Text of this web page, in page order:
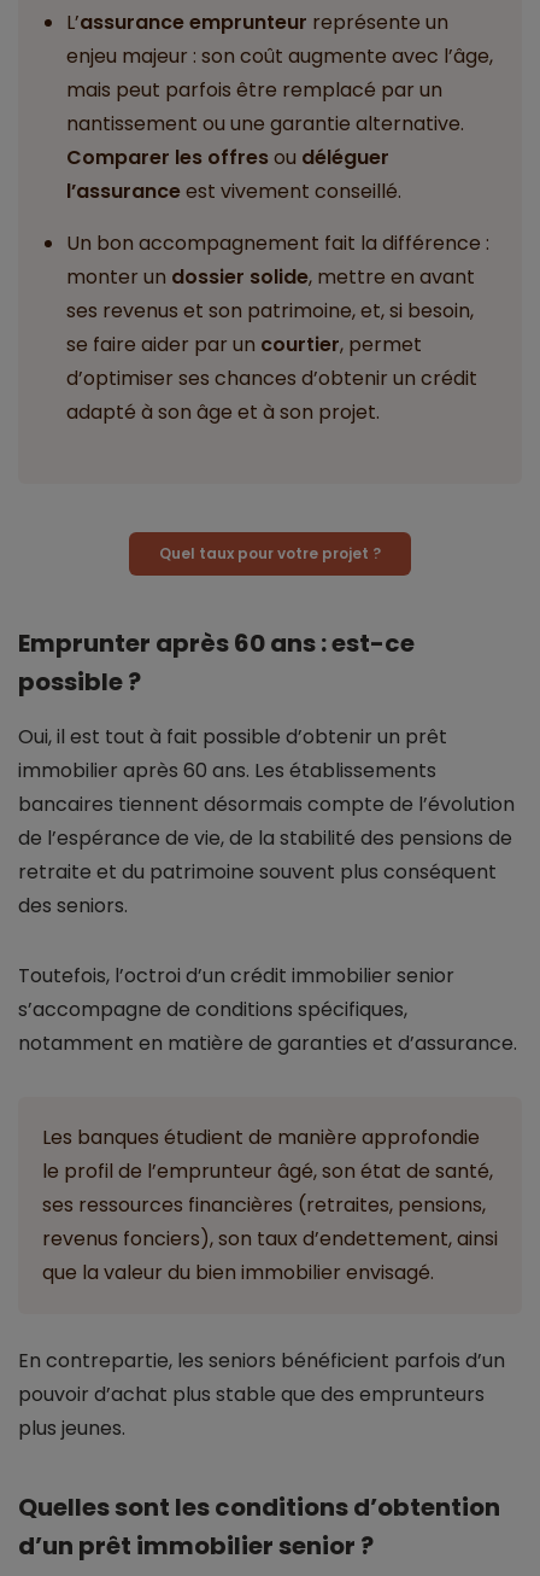
L’assurance emprunteur représente un
enjeu majeur : son coût augmente avec l’âge,
mais peut parfois être remplacé par un
nantissement ou une garantie alternative.
Comparer les offresou déléguer
l’assuranceest vivement conseillé.
Un bon accompagnement fait la différence :
monter un dossier solide, mettre en avant
ses revenus et son patrimoine, et, si besoin,
se faire aider par un courtier, permet
d’optimiser ses chances d’obtenir un crédit
adapté à son âge et à son projet.
Quel taux pour votre projet ?
Emprunter après 60 ans : est-ce
possible ?
Oui, il est tout à fait possible d’obtenir un prêt
immobilier après 60 ans. Les établissements
bancaires tiennent désormais compte de l’évolution
de l’espérance de vie, de la stabilité des pensions de
retraite et du patrimoine souvent plus conséquent
des seniors.
Toutefois, l’octroi d’un crédit immobilier senior
s’accompagne de conditions spécifiques,
notamment en matière de garanties et d’assurance.
Les banques étudient de manière approfondie
le profil de l’emprunteur âgé, son état de santé,
ses ressources financières (retraites, pensions,
revenus fonciers), son taux d’endettement, ainsi
que la valeur du bien immobilier envisagé.
En contrepartie, les seniors bénéficient parfois d’un
pouvoir d’achat plus stable que des emprunteurs
plus jeunes.
Quelles sont les conditions d’obtention
d’un prêt immobilier senior ?